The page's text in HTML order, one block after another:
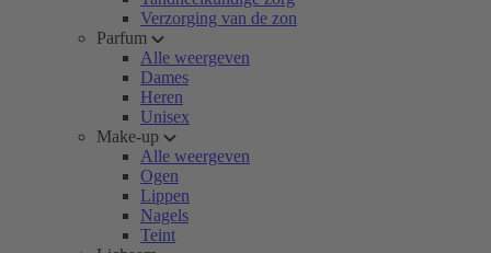
Verzorging van de zon
Parfum
Alle weergeven
Dames
Heren
Unisex
Make-up
Alle weergeven
Ogen
Lippen
Nagels
Teint